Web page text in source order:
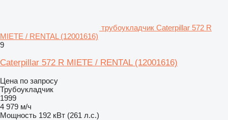
трубоукладчик Caterpillar 572 R
MIETE / RENTAL (12001616)
9
Caterpillar 572 R MIETE / RENTAL (12001616)
Цена по запросу
Трубоукладчик
1999
4 979 м/ч
Мощность 192 кВт (261 л.с.)